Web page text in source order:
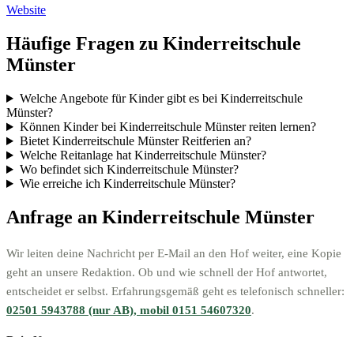
Website
Häufige Fragen zu Kinderreitschule
Münster
Welche Angebote für Kinder gibt es bei Kinderreitschule
Münster?
Können Kinder bei Kinderreitschule Münster reiten lernen?
Bietet Kinderreitschule Münster Reitferien an?
Welche Reitanlage hat Kinderreitschule Münster?
Wo befindet sich Kinderreitschule Münster?
Wie erreiche ich Kinderreitschule Münster?
Anfrage an Kinderreitschule Münster
Wir leiten deine Nachricht per E-Mail an den Hof weiter, eine Kopie
geht an unsere Redaktion. Ob und wie schnell der Hof antwortet,
entscheidet er selbst. Erfahrungsgemäß geht es telefonisch schneller:
02501 5943788 (nur AB), mobil 0151 54607320.